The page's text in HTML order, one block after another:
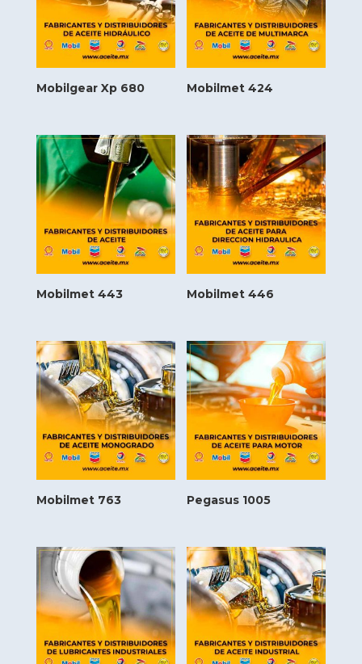
Mobilgear Xp 680 Mobilmet 424
Mobilmet 443 Mobilmet 446
Mobilmet 763 Pegasus 1005